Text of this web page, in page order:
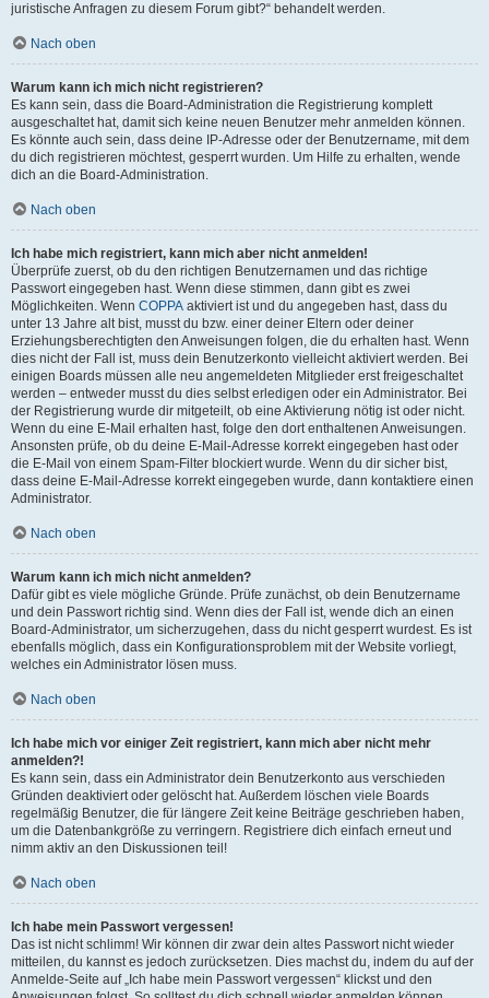
juristische Anfragen zu diesem Forum gibt?“ behandelt werden.
Nach oben
Warum kann ich mich nicht registrieren?
Es kann sein, dass die Board-Administration die Registrierung komplett
ausgeschaltet hat, damit sich keine neuen Benutzer mehr anmelden können.
Es könnte auch sein, dass deine IP-Adresse oder der Benutzername, mit dem
du dich registrieren möchtest, gesperrt wurden. Um Hilfe zu erhalten, wende
dich an die Board-Administration.
Nach oben
Ich habe mich registriert, kann mich aber nicht anmelden!
Überprüfe zuerst, ob du den richtigen Benutzernamen und das richtige
Passwort eingegeben hast. Wenn diese stimmen, dann gibt es zwei
Möglichkeiten. Wenn COPPA aktiviert ist und du angegeben hast, dass du
unter 13 Jahre alt bist, musst du bzw. einer deiner Eltern oder deiner
Erziehungsberechtigten den Anweisungen folgen, die du erhalten hast. Wenn
dies nicht der Fall ist, muss dein Benutzerkonto vielleicht aktiviert werden. Bei
einigen Boards müssen alle neu angemeldeten Mitglieder erst freigeschaltet
werden – entweder musst du dies selbst erledigen oder ein Administrator. Bei
der Registrierung wurde dir mitgeteilt, ob eine Aktivierung nötig ist oder nicht.
Wenn du eine E-Mail erhalten hast, folge den dort enthaltenen Anweisungen.
Ansonsten prüfe, ob du deine E-Mail-Adresse korrekt eingegeben hast oder
die E-Mail von einem Spam-Filter blockiert wurde. Wenn du dir sicher bist,
dass deine E-Mail-Adresse korrekt eingegeben wurde, dann kontaktiere einen
Administrator.
Nach oben
Warum kann ich mich nicht anmelden?
Dafür gibt es viele mögliche Gründe. Prüfe zunächst, ob dein Benutzername
und dein Passwort richtig sind. Wenn dies der Fall ist, wende dich an einen
Board-Administrator, um sicherzugehen, dass du nicht gesperrt wurdest. Es ist
ebenfalls möglich, dass ein Konfigurationsproblem mit der Website vorliegt,
welches ein Administrator lösen muss.
Nach oben
Ich habe mich vor einiger Zeit registriert, kann mich aber nicht mehr
anmelden?!
Es kann sein, dass ein Administrator dein Benutzerkonto aus verschieden
Gründen deaktiviert oder gelöscht hat. Außerdem löschen viele Boards
regelmäßig Benutzer, die für längere Zeit keine Beiträge geschrieben haben,
um die Datenbankgröße zu verringern. Registriere dich einfach erneut und
nimm aktiv an den Diskussionen teil!
Nach oben
Ich habe mein Passwort vergessen!
Das ist nicht schlimm! Wir können dir zwar dein altes Passwort nicht wieder
mitteilen, du kannst es jedoch zurücksetzen. Dies machst du, indem du auf der
Anmelde-Seite auf „Ich habe mein Passwort vergessen“ klickst und den